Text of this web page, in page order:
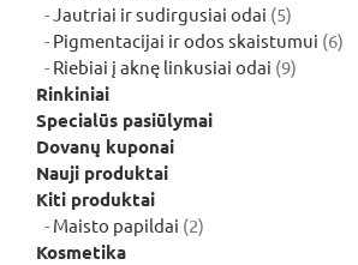
produktai
Jautriai ir sudirgusiai odai 55
produktai
Pigmentacijai ir odos skaistumui 66
Riebiai į aknę linkusiai odai 99
Rinkiniai
Specialūs pasiūlymai
Dovanų kuponai
Nauji produktai
Kiti produktai
Maisto papildai 22
Kosmetika